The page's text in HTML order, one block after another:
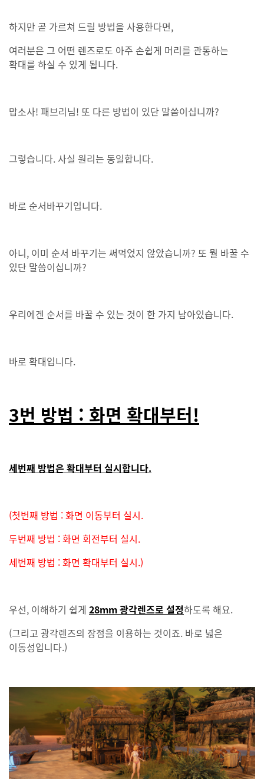
하지만 곧 가르쳐 드릴 방법을 사용한다면,
여러분은 그 어떤 렌즈로도 아주 손쉽게 머리를 관통하는
확대를 하실 수 있게 됩니다.
맙소사! 패브리님! 또 다른 방법이 있단 말씀이십니까?
그렇습니다. 사실 원리는 동일합니다.
바로 순서바꾸기입니다.
아니, 이미 순서 바꾸기는 써먹었지 않았습니까? 또 뭘 바꿀 수
있단 말씀이십니까?
우리에겐 순서를 바꿀 수 있는 것이 한 가지 남아있습니다.
바로 확대입니다.
3번 방법 : 화면 확대부터!
세번째 방법은 확대부터 실시합니다.
(첫번째 방법 : 화면 이동부터 실시.
두번째 방법 : 화면 회전부터 실시.
세번째 방법 : 화면 확대부터 실시.)
우선, 이해하기 쉽게 28mm 광각렌즈로 설정하도록 해요.
(그리고 광각렌즈의 장점을 이용하는 것이죠. 바로 넓은
이동성입니다.)